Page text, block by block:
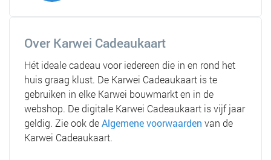
Over Karwei Cadeaukaart
Hét ideale cadeau voor iedereen die in en rond het
huis graag klust. De Karwei Cadeaukaart is te
gebruiken in elke Karwei bouwmarkt en in de
webshop. De digitale Karwei Cadeaukaart is vijf jaar
geldig. Zie ook deAlgemene voorwaarden van de
Karwei Cadeaukaart.